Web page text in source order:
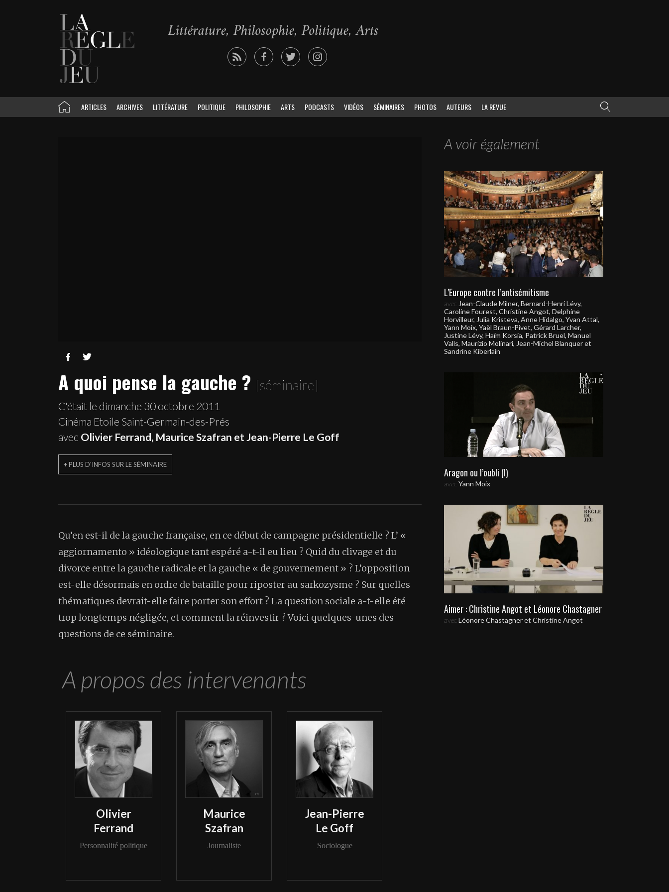
ARTICLES ARCHIVES LITTÉRATURE POLITIQUE PHILOSOPHIE ARTS PODCASTS VIDÉOS SÉMINAIRES PHOTOS AUTEURS LA REVUE
 
A quoi pense la gauche ? [séminaire]
C'était le dimanche 30 octobre 2011
Cinéma Etoile Saint-Germain-des-Prés
avec Olivier Ferrand, Maurice Szafran et Jean-Pierre Le Goff
+ PLUS D'INFOS SUR LE SÉMINAIRE
Qu’en est-il de la gauche française, en ce début de campagne présidentielle ? L’ «
aggiornamento » idéologique tant espéré a-t-il eu lieu ? Quid du clivage et du
divorce entre la gauche radicale et la gauche « de gouvernement » ? L’opposition
est-elle désormais en ordre de bataille pour riposter au sarkozysme ? Sur quelles
thématiques devrait-elle faire porter son effort ? La question sociale a-t-elle été
trop longtemps négligée, et comment la réinvestir ? Voici quelques-unes des
questions de ce séminaire.
A voir également
L’Europe contre l’antisémitisme
avec Jean-Claude Milner, Bernard-Henri Lévy,
Caroline Fourest, Christine Angot, Delphine
Horvilleur, Julia Kristeva, Anne Hidalgo, Yvan Attal,
Yann Moix, Yaël Braun-Pivet, Gérard Larcher,
Justine Lévy, Haïm Korsia, Patrick Bruel, Manuel
Valls, Maurizio Molinari, Jean-Michel Blanquer et
Sandrine Kiberlain
Aragon ou l’oubli (I)
avec Yann Moix
Aimer : Christine Angot et Léonore Chastagner
avec Léonore Chastagner et Christine Angot
A propos des intervenants
Olivier
Ferrand
Personnalité politique
Maurice
Szafran
Journaliste
Jean-Pierre
Le Goff
Sociologue